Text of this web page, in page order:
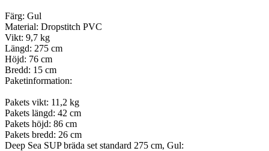
Färg: Gul
Material: Dropstitch PVC
Vikt: 9,7 kg
Längd: 275 cm
Höjd: 76 cm
Bredd: 15 cm
Paketinformation:
Pakets vikt: 11,2 kg
Pakets längd: 42 cm
Pakets höjd: 86 cm
Pakets bredd: 26 cm
Deep Sea SUP bräda set standard 275 cm, Gul: